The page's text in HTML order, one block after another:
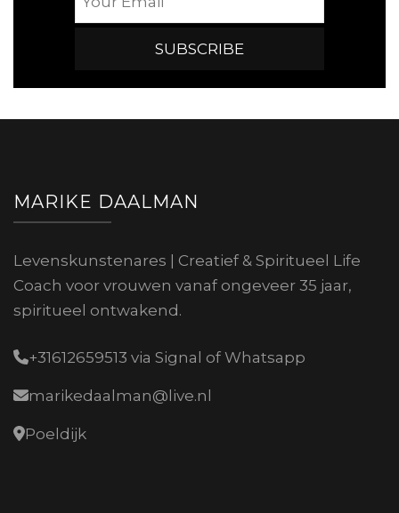
MARIKE DAALMAN
Levenskunstenares | Creatief & Spiritueel Life
Coach voor vrouwen vanaf ongeveer 35 jaar,
spiritueel ontwakend.
+31612659513 via Signal of Whatsapp
marikedaalman@live.nl
Poeldijk